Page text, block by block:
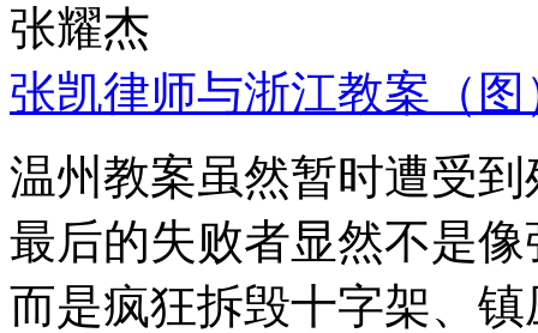
张耀杰
张凯律师与浙江教案（图
温州教案虽然暂时遭受
最后的失败者显然不是
而是疯狂拆毁十字架、